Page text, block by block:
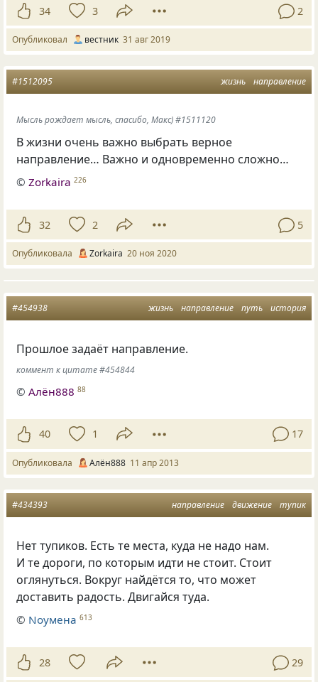
34 3 2
Опубликовал вестник 31 авг 2019
жизнь направление
#1512095
Мысль рождает мысль, спасибо, Макс) #1511120
В жизни очень важно выбрать верное
направление… Важно и одновременно сложно…
©Zorkaira 226
32 2 5
Опубликовала Zorkaira 20 ноя 2020
жизнь направление путь история
#454938
Прошлое задаёт направление.
коммент к цитате #454844
©Алён888 88
40 1 17
Опубликовала Алён888 11 апр 2013
направление движение тупик
#434393
Нет тупиков. Есть те места, куда не надо нам.
И те дороги, по которым идти не стоит. Стоит
оглянуться. Вокруг найдётся то, что может
доставить радость. Двигайся туда.
© Nоумена 613
28 29